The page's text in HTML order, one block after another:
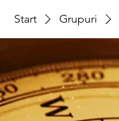
Start Grupuri